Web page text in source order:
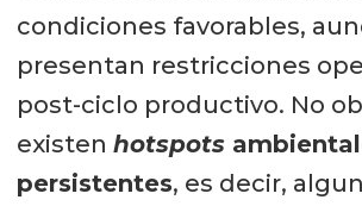
condiciones favorables,
presentan restricciones
post-ciclo productivo. No
existen hotspots
persistentes, es decir,